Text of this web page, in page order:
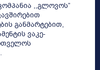
,,გლოვოს”
განმარტებით,
ვაკე-